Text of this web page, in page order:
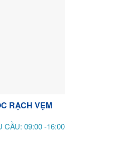
RẠCH VẸM
CẦU: 09:00 -16:00